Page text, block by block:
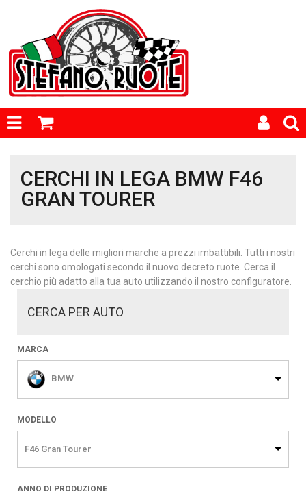
CERCHI IN LEGA BMW F46
GRAN TOURER
Cerchi in lega delle migliori marche a prezzi imbattibili. Tutti i nostri
cerchi sono omologati secondo il nuovo decreto ruote. Cerca il
cerchio più adatto alla tua auto utilizzando il nostro configuratore.
CERCA PER AUTO
MARCA
BMW
MODELLO
F46 Gran Tourer